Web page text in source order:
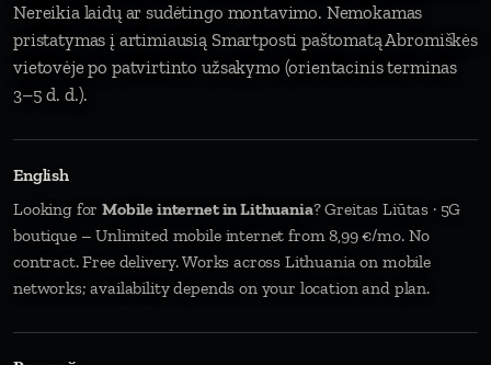
Nereikia laidų ar sudėtingo montavimo. Nemokamas
pristatymas į artimiausią Smartposti paštomatą Abromiškės
vietovėje po patvirtinto užsakymo (orientacinis terminas
3–5 d. d.).
English
Looking forMobile internet in Lithuania? Greitas Liūtas · 5G
boutique – Unlimited mobile internet from 8,99 €/mo. No
contract. Free delivery. Works across Lithuania on mobile
networks; availability depends on your location and plan.